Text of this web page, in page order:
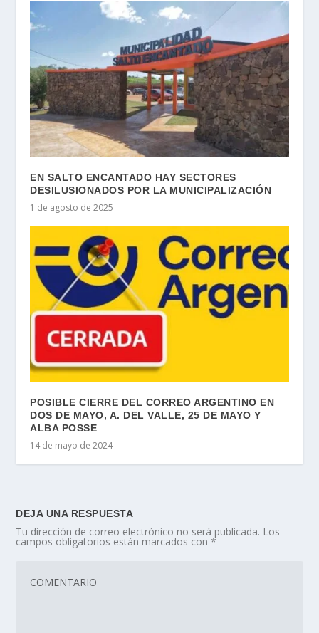
EN SALTO ENCANTADO HAY SECTORES
DESILUSIONADOS POR LA MUNICIPALIZACIÓN
1 de agosto de 2025
POSIBLE CIERRE DEL CORREO ARGENTINO EN
DOS DE MAYO, A. DEL VALLE, 25 DE MAYO Y
ALBA POSSE
14 de mayo de 2024
DEJA UNA RESPUESTA
Tu dirección de correo electrónico no será publicada. Los
campos obligatorios están marcados con*